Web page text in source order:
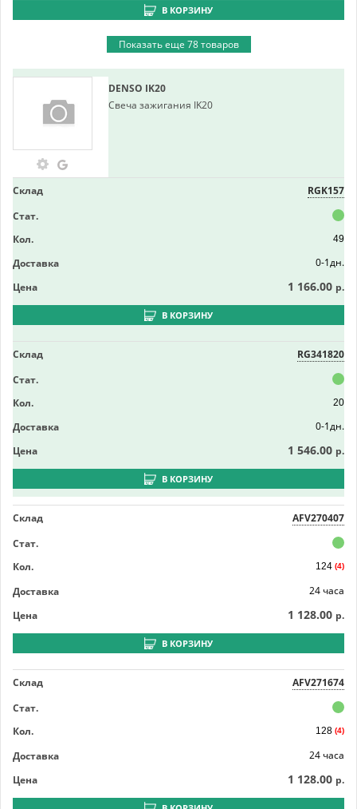
В КОРЗИНУ
Показать еще 78 товаров
DENSO IK20
Свеча зажигания IK20
Склад
RGK157
Стат.
Кол.
49
Доставка
0-1дн.
Цена
1 166.00 р.
В КОРЗИНУ
Склад
RG341820
Стат.
Кол.
20
Доставка
0-1дн.
Цена
1 546.00 р.
В КОРЗИНУ
Склад
AFV270407
Стат.
Кол.
124 (4)
Доставка
24 часа
Цена
1 128.00 р.
В КОРЗИНУ
Склад
AFV271674
Стат.
Кол.
128 (4)
Доставка
24 часа
Цена
1 128.00 р.